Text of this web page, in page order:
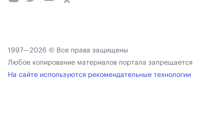
1997—2026 © Все права защищены
Любое копирование материалов портала запрещается
На сайте используются рекомендательные технологии